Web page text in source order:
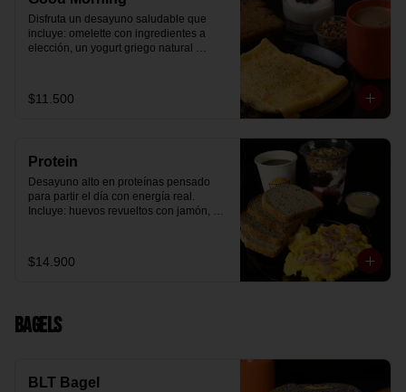
Disfruta un desayuno saludable que
incluye: omelette con ingredientes a
elección, un yogurt griego natural
Breakfast y granola (endulzada con
miel), más un café o té a elección y un
$11.500
Protein
Desayuno alto en proteínas pensado
para partir el día con energía real.
Incluye: huevos revueltos con jamón,
mermelada de arándanos y granola
receta exclusiva The Breakfast, porción
$14.900
Bagels
BLT Bagel